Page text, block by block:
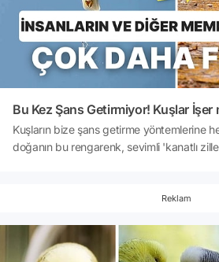
Bu Kez Şans Getirmiyor! Kuşlar İşer
Kuşların bize şans getirme yöntemlerine
doğanın bu rengarenk, sevimli 'kanatlı
Reklam